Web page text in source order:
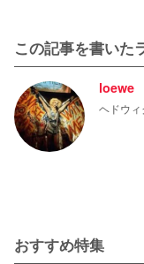
この記事を書いた
loewe
ヘドウィ
おすすめ特集